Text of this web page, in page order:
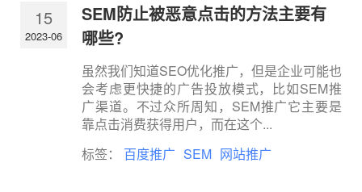
15
2023-06
SEM防止被恶意点击的方法主要有
哪些?
虽然我们知道SEO优化推广，但是企业可能也
会考虑更快捷的广告投放模式，比如SEM推
广渠道。不过众所周知，SEM推广它主要是
靠点击消费获得用户，而在这个...
标签： 百度推广 SEM 网站推广